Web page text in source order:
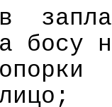
в
босу
опорки